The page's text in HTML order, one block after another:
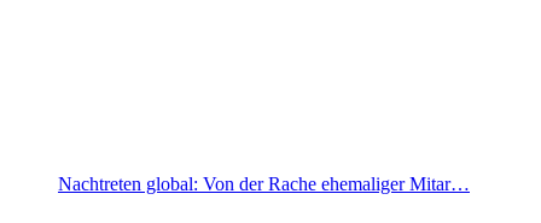
Nachtreten global: Von der Rache ehemaliger Mitar…